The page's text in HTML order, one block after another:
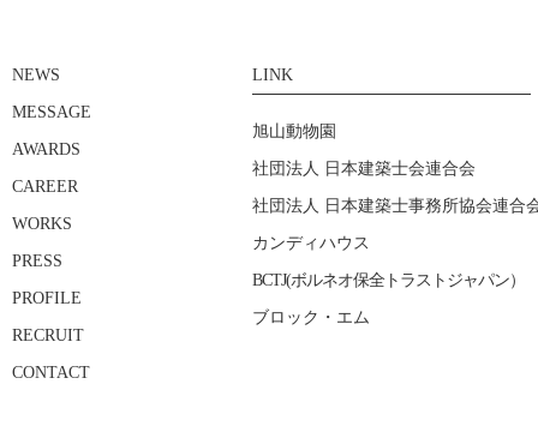
NEWS
MESSAGE
AWARDS
CAREER
WORKS
PRESS
PROFILE
RECRUIT
CONTACT
LINK
旭山動物園
社団法人 日本建築士会連合会
社団法人 日本建築士事務所協会連合
カンディハウス
BCTJ(ボルネオ保全トラストジャパン）
ブロック・エム